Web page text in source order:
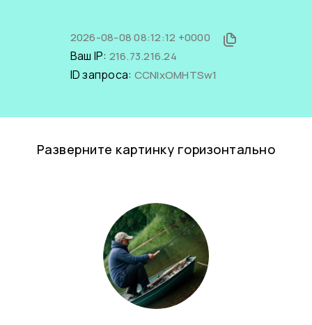
2026-08-08 08:12:12 +0000
Ваш IP: 216.73.216.24
ID запроса: CCNlxOMHTSw1
Разверните картинку горизонтально